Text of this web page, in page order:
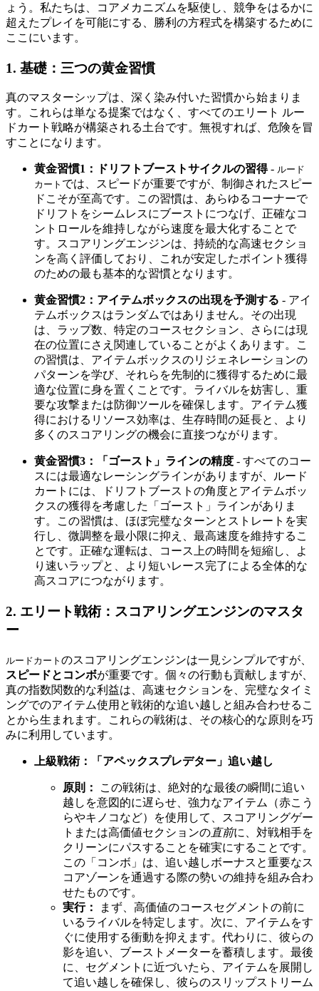
ょう。私たちは、コアメカニズムを駆使し、競争をはるかに
超えたプレイを可能にする、勝利の方程式を構築するために
ここにいます。
1. 基礎：三つの黄金習慣
真のマスターシップは、深く染み付いた習慣から始まりま
す。これらは単なる提案ではなく、すべてのエリート ルー
ドカート戦略が構築される土台です。無視すれば、危険を冒
すことになります。
黄金習慣1：ドリフトブーストサイクルの習得- ルード
カート では、スピードが重要ですが、制御されたスピー
ドこそが至高です。この習慣は、あらゆるコーナーで
ドリフトをシームレスにブーストにつなげ、正確なコ
ントロールを維持しながら速度を最大化することで
す。スコアリングエンジンは、持続的な高速セクショ
ンを高く評価しており、これが安定したポイント獲得
のための最も基本的な習慣となります。
黄金習慣2：アイテムボックスの出現を予測する - アイ
テムボックスはランダムではありません。その出現
は、ラップ数、特定のコースセクション、さらには現
在の位置にさえ関連していることがよくあります。こ
の習慣は、アイテムボックスのリジェネレーションの
パターンを学び、それらを先制的に獲得するために最
適な位置に身を置くことです。ライバルを妨害し、重
要な攻撃または防御ツールを確保します。アイテム獲
得におけるリソース効率は、生存時間の延長と、より
多くのスコアリングの機会に直接つながります。
黄金習慣3：「ゴースト」ラインの精度 - すべてのコー
スには最適なレーシングラインがありますが、ルード
カートには、ドリフトブーストの角度とアイテムボッ
クスの獲得を考慮した「ゴースト」ラインがありま
す。この習慣は、ほぼ完璧なターンとストレートを実
行し、微調整を最小限に抑え、最高速度を維持するこ
とです。正確な運転は、コース上の時間を短縮し、よ
り速いラップと、より短いレース完了による全体的な
高スコアにつながります。
2. エリート戦術：スコアリングエンジンのマスタ
ー
ルードカート のスコアリングエンジンは一見シンプルですが、
スピードとコンボが重要です。個々の行動も貢献しますが、
真の指数関数的な利益は、高速セクションを、完璧なタイミ
ングでのアイテム使用と戦術的な追い越しと組み合わせるこ
とから生まれます。これらの戦術は、その核心的な原則を巧
みに利用しています。
上級戦術：「アペックスプレデター」追い越し
原則：
この戦術は、絶対的な最後の瞬間に追い
越しを意図的に遅らせ、強力なアイテム（赤こう
らやキノコなど）を使用して、スコアリングゲー
トまたは高価値セクションの直前に、対戦相手を
クリーンにパスすることを確実にすることです。
この「コンボ」は、追い越しボーナスと重要なス
コアゾーンを通過する際の勢いの維持を組み合わ
せたものです。
実行：
まず、高価値のコースセグメントの前に
いるライバルを特定します。次に、アイテムをす
ぐに使用する衝動を抑えます。代わりに、彼らの
影を追い、ブーストメーターを蓄積します。最後
に、セグメントに近づいたら、アイテムを展開し
て追い越しを確保し、彼らのスリップストリーム